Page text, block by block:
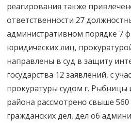
реагирования также
ответственности 27
административном порядке 7
юридических лиц,
направлены в суд в защиту
государства 12 заявлений, с
прокуратуры судом г. Рыбницы
района рассмотрено свыше 560
гражданских дел, дел об